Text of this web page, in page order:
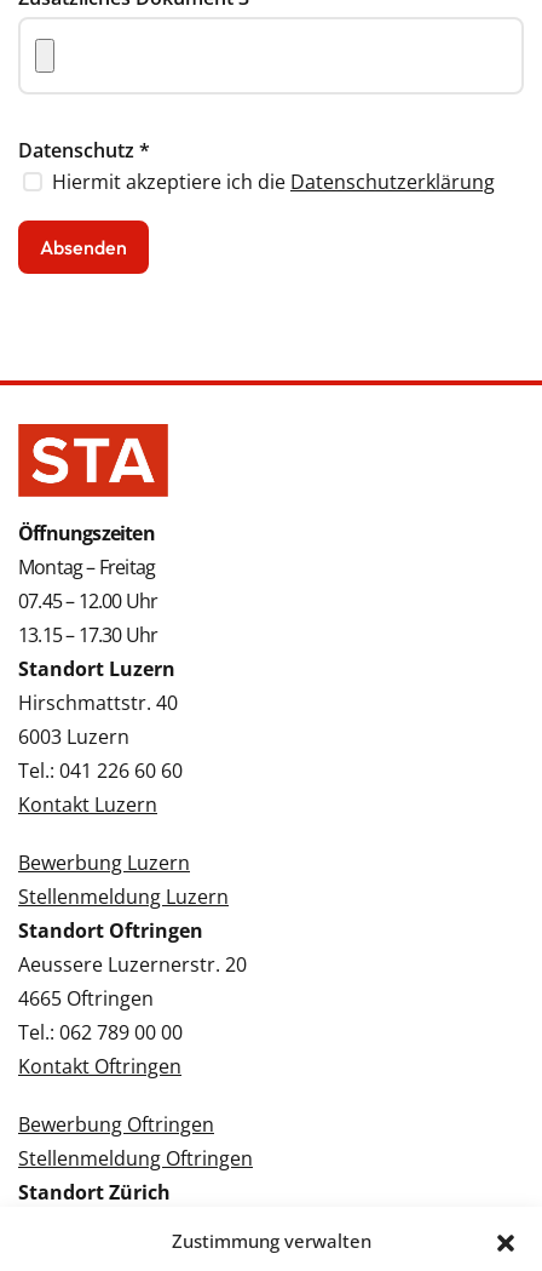
Zustimmung verwalten
Datenschutz*
Hiermit akzeptiere ich die Datenschutzerklärung
Öffnungszeiten
Montag – Freitag
07.45 – 12.00 Uhr
13.15 – 17.30 Uhr
Standort Luzern
Hirschmattstr. 40
6003 Luzern
Tel.: 041 226 60 60
Kontakt Luzern
Bewerbung Luzern
Stellenmeldung Luzern
Standort Oftringen
Aeussere Luzernerstr. 20
4665 Oftringen
Tel.: 062 789 00 00
Kontakt Oftringen
Bewerbung Oftringen
Stellenmeldung Oftringen
Standort Zürich